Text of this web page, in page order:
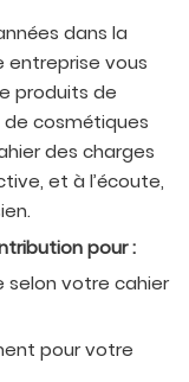
dans la
vous
produits de
de cosmétiques
des charges
et à l’écoute,
pour :
selon votre cahier
pour votre